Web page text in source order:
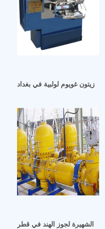
زيتون غويوم لولبية في بغداد
الشهيرة لجوز الهند في قطر